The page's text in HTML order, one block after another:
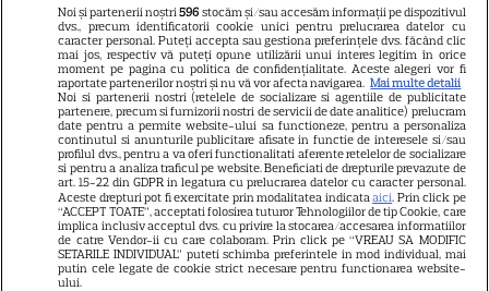
de minute
3
VEDETE STRĂINE
Marvel are un nou Black
Panther. David Jonsson preia
moștenirea lui Chadwick
Boseman
VEDETE STRĂINE
Noi și partenerii noștri596 stocăm și/sau accesăm informații pe dispozitivul
dvs., precum identificatorii cookie unici pentru prelucrarea datelor cu
caracter personal. Puteți accepta sau gestiona preferințele dvs. făcând clic
mai jos, respectiv vă puteți opune utilizării unui interes legitim în orice
moment pe pagina cu politica de confidențialitate. Aceste alegeri vor fi
raportate partenerilor noștri și nu vă vor afecta navigarea. Mai multe detalii
Noi si partenerii nostri (retelele de socializare si agentiile de publicitate
partenere, precum si furnizorii nostri de servicii de date analitice) prelucram
date pentru a permite website-ului sa functioneze, pentru a personaliza
continutul si anunturile publicitare afisate in functie de interesele si/sau
profilul dvs., pentru a va oferi functionalitati aferente retelelor de socializare
si pentru a analiza traficul pe website. Beneficiati de drepturile prevazute de
art. 15-22 din GDPR in legatura cu prelucrarea datelor cu caracter personal.
Aceste drepturi pot fi exercitate prin modalitatea indicataaici. Prin click pe
“ACCEPT TOATE”, acceptati folosirea tuturor Tehnologiilor de tip Cookie, care
implica inclusiv acceptul dvs. cu privire la stocarea/accesarea informatiilor
de catre Vendor-ii cu care colaboram. Prin click pe “VREAU SA MODIFIC
SETARILE INDIVIDUAL” puteti schimba preferintele in mod individual, mai
putin cele legate de cookie strict necesare pentru functionarea website-
ului.